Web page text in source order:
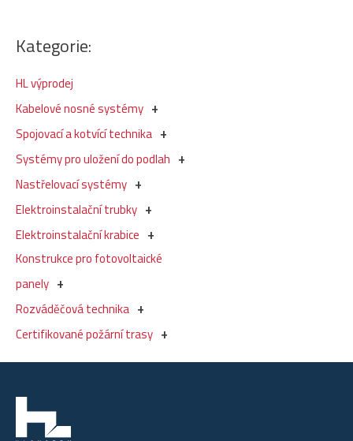
Kategorie:
HL výprodej
Kabelové nosné systémy
Spojovací a kotvící technika
Systémy pro uložení do podlah
Nastřelovací systémy
Elektroinstalační trubky
Elektroinstalační krabice
Konstrukce pro fotovoltaické
panely
Rozváděčová technika
Certifikované požární trasy